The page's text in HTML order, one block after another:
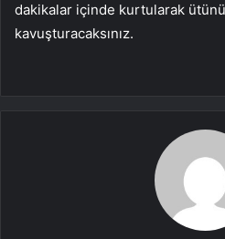
dakikalar içinde kurtularak
kavuşturacaksınız.